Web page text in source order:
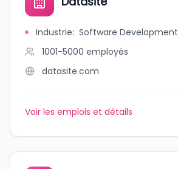
Industrie: Software Development
1001-5000 employés
datasite.com
Voir les emplois et détails